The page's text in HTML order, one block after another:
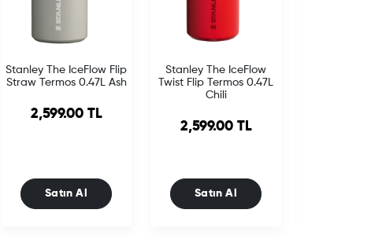
Stanley The IceFlow Flip
Straw Termos 0.47L Ash
2,599.00 TL
Satın Al
Stanley The IceFlow
Twist Flip Termos 0.47L
Chili
2,599.00 TL
Satın Al